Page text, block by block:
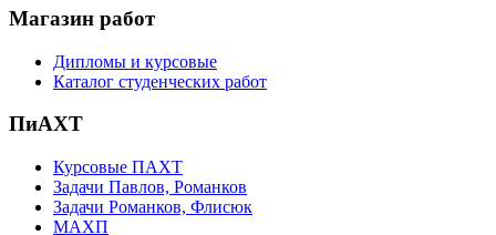
Магазин работ
Дипломы и курсовые
Каталог студенческих работ
ПиАХТ
Курсовые ПАХТ
Задачи Павлов, Романков
Задачи Романков, Флисюк
МАХП